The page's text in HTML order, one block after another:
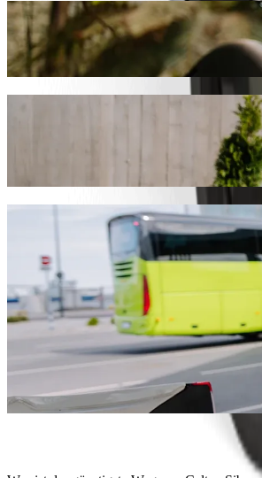
E-Scooter oder E-Bikes
Komme in Thohoyandou mit E-Scootern
Hol dir die Bolt App
Fahre von Caltex Sibasa
Wir empfehlen dir, Bolt Ride-Hailing zu
Was auch immer der Anlass ist, wir finden
Bolt Services, um von
Viel Gepäck? Buche unsere XL-Vans
Möchtest du stilvoll ankommen? Probiere
Mit Kindern unterwegs? Bestelle eine
Ist dein Haustier dabei? Probiere unsere
Brauchst du zusätzliche Unterstützung?
Preiswerte Fahrten? Genieße kompakte
Hol dir die Bolt App